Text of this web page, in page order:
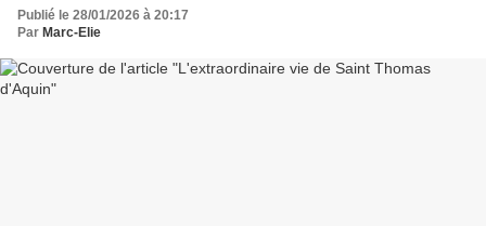
Publié le 28/01/2026 à 20:17
Par Marc-Elie